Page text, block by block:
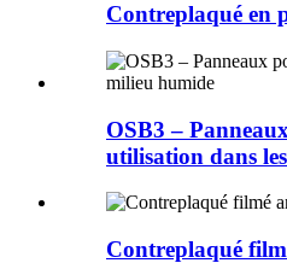
Contreplaqué en
OSB3 –
utilisation dans
Contreplaqué